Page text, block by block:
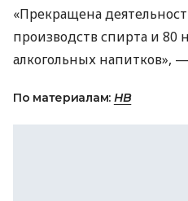
«Прекращена
производств спирта и 80
алкогольных напитков»,
По материалам: НВ